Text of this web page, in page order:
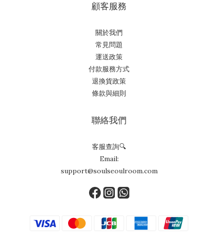
顧客服務
關於我們
常見問題
運送政策
付款服務方式
退換貨政策
條款與細則
聯絡我們
客服查詢🔍
Email:
support@soulseoulroom.com